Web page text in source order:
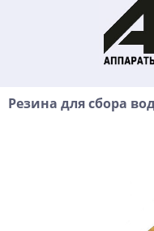
Резина для сбора